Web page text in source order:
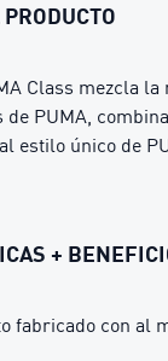
Class mezcla
de PUMA,
estilo único de
+
fabricado con al